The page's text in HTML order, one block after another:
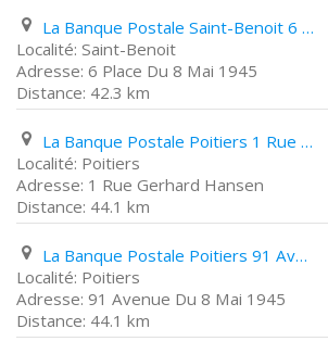
La Banque Postale Saint-Benoit 6 Place Du 8 Mai 1945
Saint-Benoit
6 Place Du 8 Mai 1945
42.3 km
La Banque Postale Poitiers 1 Rue Gerhard Hansen
Poitiers
1 Rue Gerhard Hansen
44.1 km
La Banque Postale Poitiers 91 Avenue Du 8 Mai 1945
Poitiers
91 Avenue Du 8 Mai 1945
44.1 km